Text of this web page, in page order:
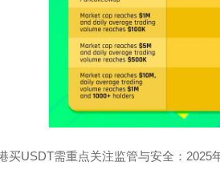
买USDT需重点关注监管与安全：